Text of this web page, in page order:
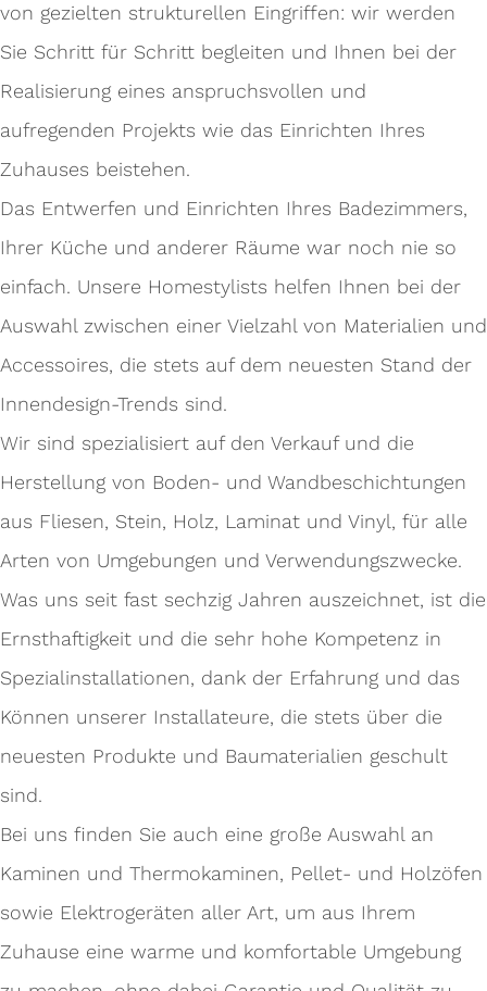
von gezielten strukturellen Eingriffen: wir werden
Sie Schritt für Schritt begleiten und Ihnen bei der
Realisierung eines anspruchsvollen und
aufregenden Projekts wie das Einrichten Ihres
Zuhauses beistehen.
Das Entwerfen und Einrichten Ihres Badezimmers,
Ihrer Küche und anderer Räume war noch nie so
einfach. Unsere Homestylists helfen Ihnen bei der
Auswahl zwischen einer Vielzahl von Materialien und
Accessoires, die stets auf dem neuesten Stand der
Innendesign-Trends sind.
Wir sind spezialisiert auf den Verkauf und die
Herstellung von Boden- und Wandbeschichtungen
aus Fliesen, Stein, Holz, Laminat und Vinyl, für alle
Arten von Umgebungen und Verwendungszwecke.
Was uns seit fast sechzig Jahren auszeichnet, ist die
Ernsthaftigkeit und die sehr hohe Kompetenz in
Spezialinstallationen, dank der Erfahrung und das
Können unserer Installateure, die stets über die
neuesten Produkte und Baumaterialien geschult
sind.
Bei uns finden Sie auch eine große Auswahl an
Kaminen und Thermokaminen, Pellet- und Holzöfen
sowie Elektrogeräten aller Art, um aus Ihrem
Zuhause eine warme und komfortable Umgebung